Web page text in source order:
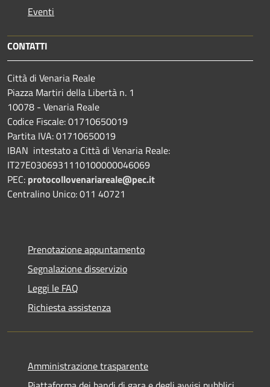
Eventi
CONTATTI
Città di Venaria Reale
Piazza Martiri della Libertà n. 1
10078 - Venaria Reale
Codice Fiscale: 01710650019
Partita IVA: 01710650019
IBAN intestato a Città di Venaria Reale:
IT27E0306931110100000046069
PEC: protocollovenariareale@pec.it
Centralino Unico: 011 40721
Prenotazione appuntamento
Segnalazione disservizio
Leggi le FAQ
Richiesta assistenza
Amministrazione trasparente